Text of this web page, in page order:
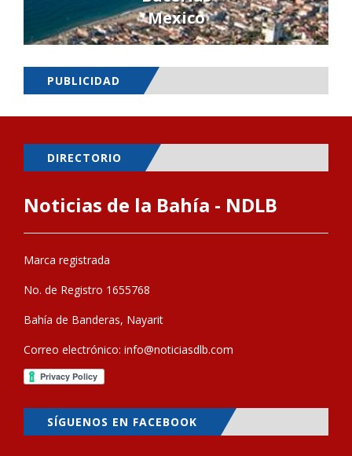
Mexico
PUBLICIDAD
DIRECTORIO
Noticias de la Bahía - NDLB
Marca registrada
No. de Registro 1655768
Bahía de Banderas, Nayarit
Correo electrónico: info@noticiasdlb.com
SÍGUENOS EN FACEBOOK